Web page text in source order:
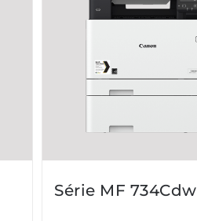
Série MF 734Cdw